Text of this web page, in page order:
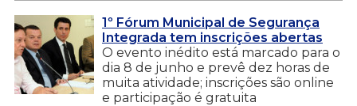
1º Fórum Municipal de Segurança
Integrada tem inscrições abertas
O evento inédito está marcado para o
dia 8 de junho e prevê dez horas de
muita atividade; inscrições são online
e participação é gratuita